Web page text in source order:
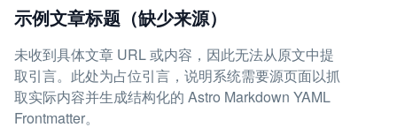
示例文章标题（缺少来源）
未收到具体文章 URL 或内容，因此无法从原文中提
取引言。此处为占位引言，说明系统需要源页面以抓
取实际内容并生成结构化的 Astro Markdown YAML
Frontmatter。